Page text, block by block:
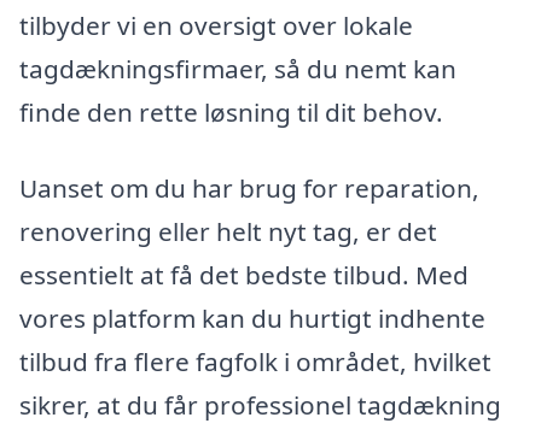
tilbyder vi en oversigt over lokale
tagdækningsfirmaer, så du nemt kan
finde den rette løsning til dit behov.
Uanset om du har brug for reparation,
renovering eller helt nyt tag, er det
essentielt at få det bedste tilbud. Med
vores platform kan du hurtigt indhente
tilbud fra flere fagfolk i området, hvilket
sikrer, at du får professionel tagdækning